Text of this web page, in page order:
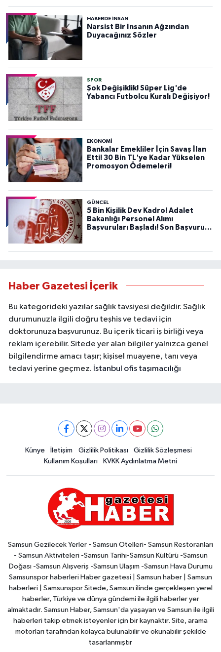
HABERDE INSAN
Narsist Bir İnsanın Ağzından
Duyacağınız Sözler
SPOR
Şok Değişiklik! Süper Lig'de
Yabancı Futbolcu Kuralı Değişiyor!
EKONOMİ
Bankalar Emekliler İçin Savaş İlan
Etti! 30 Bin TL'ye Kadar Yükselen
Promosyon Ödemeleri!
GÜNCEL
5 Bin Kişilik Dev Kadro! Adalet
Bakanlığı Personel Alımı
Başvuruları Başladı! Son Başvuru
Haber Gazetesi İçerik
Bu kategorideki yazılar sağlık tavsiyesi değildir. Sağlık
durumunuzla ilgili doğru teşhis ve tedavi için
doktorunuza başvurunuz. Bu içerik ticari iş birliği veya
reklam içerebilir. Sitede yer alan bilgiler yalnızca genel
bilgilendirme amacı taşır; kişisel muayene, tanı veya
tedavi yerine geçmez. İstanbul ofis taşımacılığı
Künye İletişim Gizlilik Politikası
Gizlilik Sözleşmesi
Kullanım Koşulları
KVKK Aydınlatma Metni
Samsun Gezilecek Yerler - Samsun Otelleri- Samsun Restoranları
- Samsun Aktiviteleri -Samsun Tarihi-Samsun Kültürü -Samsun
Doğası -Samsun Alışveriş -Samsun Ulaşım -Samsun Hava Durumu
Samsunspor haberleri Haber gazetesi | Samsun haber | Samsun
haberleri | Samsunspor Sitede, Samsun ilinde gerçekleşen yerel
haberler, Türkiye ve dünya gündemi ile ilgili haberler yer
almaktadır. Samsun Haber, Samsun'da yaşayan ve Samsun ile ilgili
haberleri takip etmek isteyenler için bir kaynaktır. Site, arama
motorları tarafından kolayca bulunabilir ve okunabilir şekilde
tasarlanmıştır